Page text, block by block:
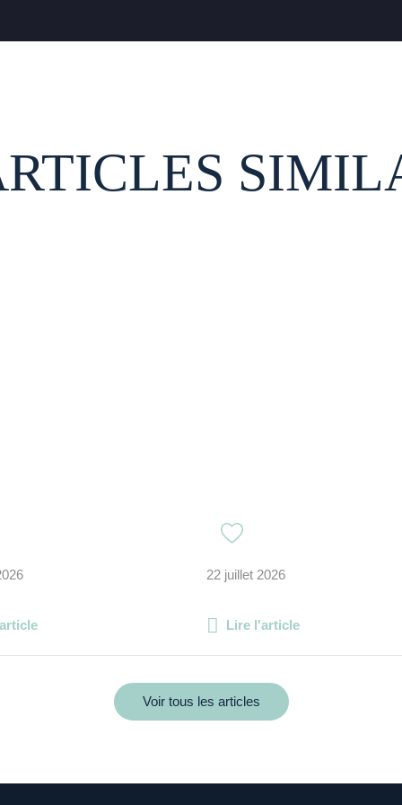
22 juillet 2026
Lire l'article
Voir tous les articles